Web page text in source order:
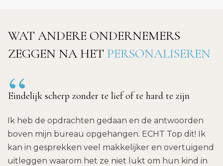
WAT ANDERE ONDERNEMERS
ZEGGEN NA HET PERSONALISEREN
“
Eindelijk scherp zonder te lief of te hard te zijn
Ik heb de opdrachten gedaan en de antwoorden
boven mijn bureau opgehangen. ECHT Top dit! Ik
kan in gesprekken veel makkelijker en overtuigend
uitleggen waarom het ze niet lukt om hun kind in